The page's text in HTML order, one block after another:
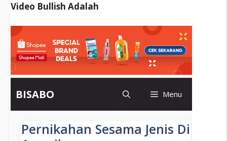
Video Bullish Adalah